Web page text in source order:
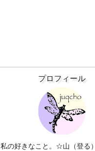
プロフィール
私の好きなこと。☆山（登る